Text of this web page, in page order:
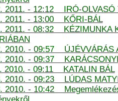
2011. - 12:12 IRÓ-OLVASÓ
2011. - 13:00 KŐRI-BÁL
2011. - 08:32 KÉZIMUNKA
2010. - 09:57 ÚJÉVVÁRÁS
2010. - 09:37
2010. - 09:11 KATALIN BÁL
2010. - 09:23 LÚDAS
2010. - 10:42